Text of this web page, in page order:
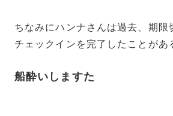
ちなみにハンナさんは過去、期限
チェックインを完了したことがあ
船酔いしますた